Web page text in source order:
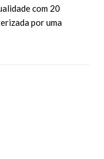
com 20
por uma